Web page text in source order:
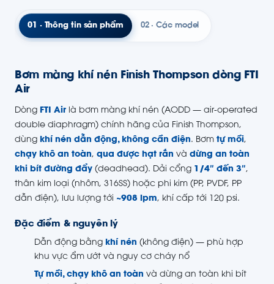
01 · Thông tin sản phẩm 02 · Các model
Bơm màng khí nén Finish Thompson dòng FTI
Air
Dòng FTI Air là bơm màng khí nén (AODD — air-operated
double diaphragm) chính hãng của Finish Thompson,
dùng khí nén dẫn động, không cần điện. Bơm tự mồi,
chạy khô an toàn, qua được hạt rắn và dừng an toàn
khi bít đường đẩy (deadhead). Dải cổng 1/4″ đến 3″,
thân kim loại (nhôm, 316SS) hoặc phi kim (PP, PVDF, PP
dẫn điện), lưu lượng tới ~908 lpm, khí cấp tới 120 psi.
Đặc điểm & nguyên lý
Dẫn động bằng khí nén (không điện) — phù hợp
khu vực ẩm ướt và nguy cơ cháy nổ
Tự mồi, chạy khô an toàn và dừng an toàn khi bít